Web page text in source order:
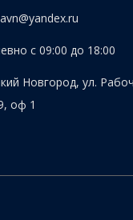
с 09:00 до 18:00
Новгород, ул.
оф 1